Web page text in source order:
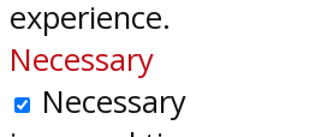
experience.
Necessary
Necessary